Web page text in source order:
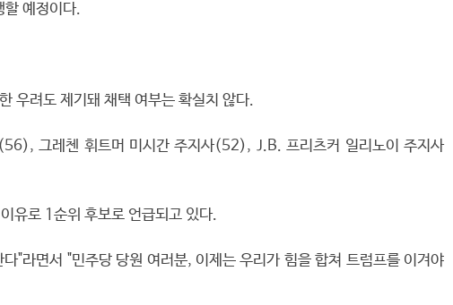
할 예정이다.
우려도 제기돼 채택 여부는 확실치 않다.
그레첸 휘트머 미시간 주지사(52), J.B. 프리츠커 일리노이 주지사
유로 1순위 후보로 언급되고 있다.
"라면서 "민주당 당원 여러분, 이제는 우리가 힘을 합쳐 트럼프를 이겨야